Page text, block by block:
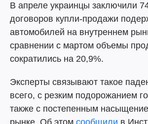
В апреле украинцы заключили
договоров купли-продажи
автомобилей на внутреннем
сравнении с мартом объемы
сократились на 20,9%.
Эксперты связывают такое
всего, с резким подорожанием
также с постепенным
рынке. Об этом сообщили в